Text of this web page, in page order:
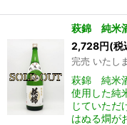
萩錦 純米
2,728円(税
完売 いたし
萩錦 純米
使用した純
じていただ
はぬる燗が